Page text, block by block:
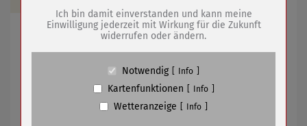
Kinderreisepass ab 01.01.2024 nicht mehr beantragbar
Vollsperrungen
Anbieter
Eigentümer dieser Website (Wenko-
Wenselaar GmbH & Co. KG)
Absicherung Kontaktformular / SPAM
Cookiespeicherung Entscheidungscookie
Ich bin damit einverstanden und kann meine
Einwilligung jederzeit mit Wirkung für die Zukunft
widerrufen oder ändern.
Notwendig Info
Kartenfunktionen Info
Wetteranzeige Info